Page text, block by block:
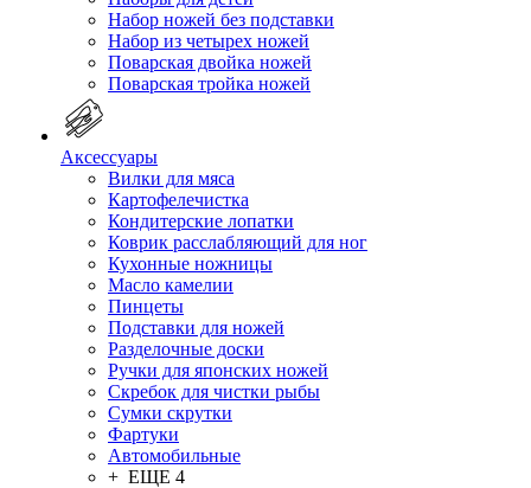
Набор ножей без подставки
Набор из четырех ножей
Поварская двойка ножей
Поварская тройка ножей
Аксессуары
Вилки для мяса
Картофелечистка
Кондитерские лопатки
Коврик расслабляющий для ног
Кухонные ножницы
Масло камелии
Пинцеты
Подставки для ножей
Разделочные доски
Ручки для японских ножей
Скребок для чистки рыбы
Сумки скрутки
Фартуки
Автомобильные
+ ЕЩЕ 4